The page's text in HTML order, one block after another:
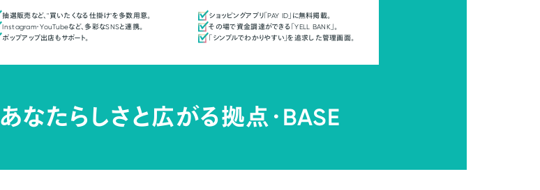
抽選販売など、"買いたくなる仕掛け"を多数用意。
Instagram・YouTubeなど、多彩なSNSと連携。
ポップアップ出店もサポート。
ショッピングアプリ「PAY ID」に無料掲載。
その場で資金調達ができる「YELL BANK」。
「シンプルでわかりやすい」を追求した管理画面。
あなたらしさと広がる拠点・BASE